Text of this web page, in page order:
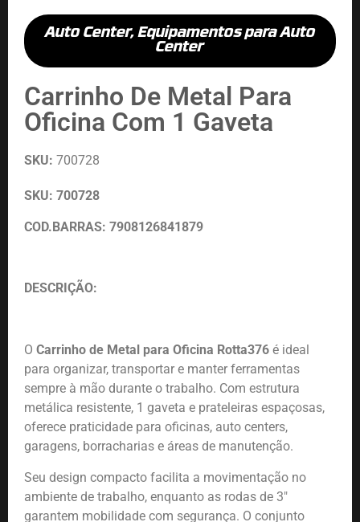
Auto Center,Equipamentos para Auto
Center
Carrinho De Metal Para
Oficina Com 1 Gaveta
SKU: 700728
SKU: 700728
COD.BARRAS: 7908126841879
DESCRIÇÃO:
O Carrinho de Metal para Oficina Rotta376 é ideal
para organizar, transportar e manter ferramentas
sempre à mão durante o trabalho. Com estrutura
metálica resistente, 1 gaveta e prateleiras espaçosas,
oferece praticidade para oficinas, auto centers,
garagens, borracharias e áreas de manutenção.
Seu design compacto facilita a movimentação no
ambiente de trabalho, enquanto as rodas de 3″
garantem mobilidade com segurança. O conjunto